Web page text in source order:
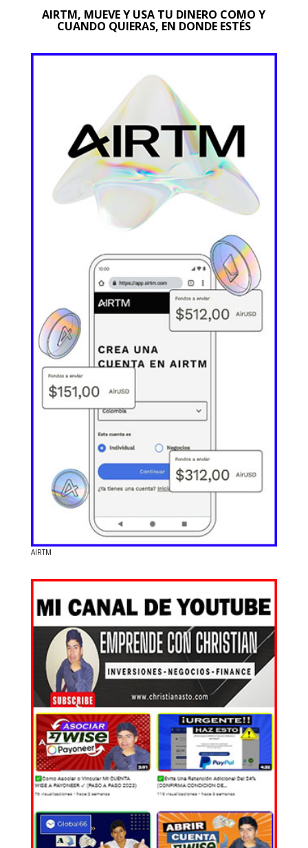
AIRTM, MUEVE Y USA TU DINERO COMO Y
CUANDO QUIERAS, EN DONDE ESTÉS
AIRTM